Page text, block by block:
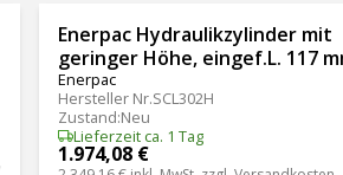
Enerpac Hydraulikzylinder mit
geringer Höhe, eingef.L. 117
Enerpac
Hersteller Nr.SCL302H
Zustand:Neu
Lieferzeit ca. 1 Tag
1.974,08 €